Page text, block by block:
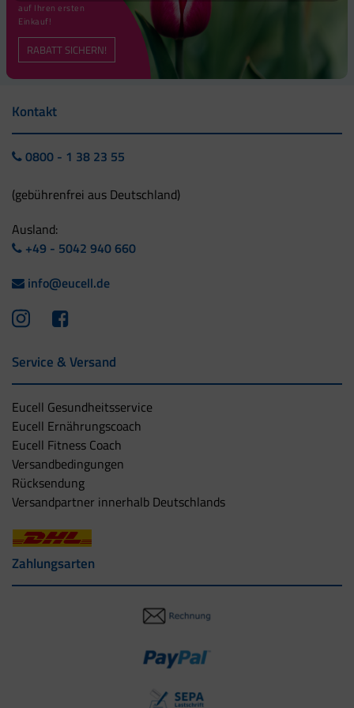
auf Ihren ersten
Einkauf!
RABATT SICHERN!
Kontakt
0800 - 1 38 23 55
(gebührenfrei aus Deutschland)
Ausland:
+49 - 5042 940 660
info@eucell.de
Service & Versand
Eucell Gesundheitsservice
Eucell Ernährungscoach
Eucell Fitness Coach
Versandbedingungen
Rücksendung
Versandpartner innerhalb Deutschlands
Zahlungsarten